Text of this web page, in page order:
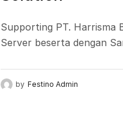
Supporting PT. Harrisma
Server beserta dengan
by Festino Admin